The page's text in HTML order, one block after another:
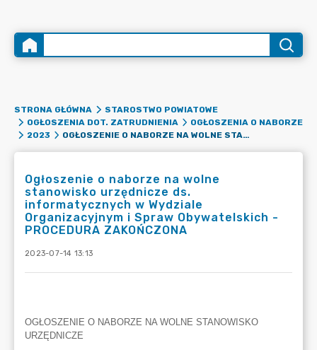
STRONA GŁÓWNA
STAROSTWO POWIATOWE
OGŁOSZENIA DOT. ZATRUDNIENIA
OGŁOSZENIA O NABORZE
2023
OGŁOSZENIE O NABORZE NA WOLNE STANOWISKO URZĘDNICZE DS. INFORMATYCZNYCH W WYDZIALE ORGANIZACYJNYM I SPRAW OBYWATELSKICH - PROCEDURA ZAKOŃCZONA
Ogłoszenie o naborze na wolne
stanowisko urzędnicze ds.
informatycznych w Wydziale
Organizacyjnym i Spraw Obywatelskich -
PROCEDURA ZAKOŃCZONA
2023-07-14 13:13